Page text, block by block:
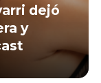
dejó
y